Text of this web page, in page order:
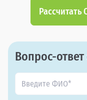
Рассчитать
Вопрос-